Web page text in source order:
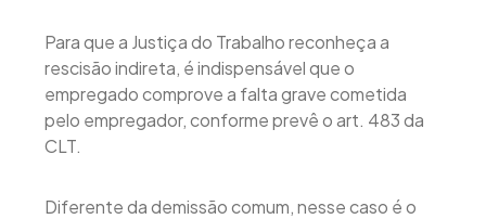
Para que a Justiça do Trabalho reconheça a
rescisão indireta, é indispensável que o
empregado comprove a falta grave cometida
pelo empregador, conforme prevê o art. 483 da
CLT.
Diferente da demissão comum, nesse caso é o